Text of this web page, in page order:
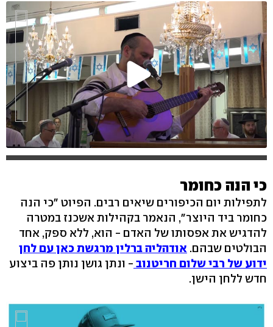
כי הנה כחומר
לתפילות יום הכיפורים שיאים רבים. הפיוט "כי הנה
כחומר ביד היוצר", הנאמר בקהילות אשכנז במטרה
להדגיש את אפסותו של האדם - הוא, ללא ספק, אחד
הבולטים שבהם. אודהליה ברלין מרגשת כאן עם לחן
ידוע של רבי שלום חריטנוב - ונתן גושן נותן פה ביצוע
חדש ללחן הישן.